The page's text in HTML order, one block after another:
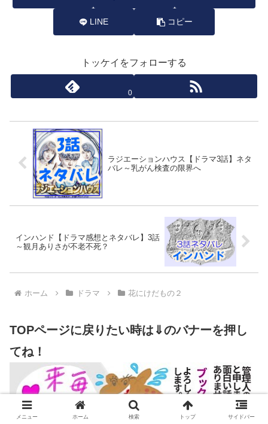
LINE コピー
トッケイをフォローする
0
ラジエーションハウス【ドラマ3話】ネタ
バレ～乳がん検査の限界へ
インハンド【ドラマ感想とネタバレ】3話
～観月ありさが不老不死？
ホーム ドラマ 花にけだもの２
TOPページに戻りたい時は⇓のバナーを押し
てね！
メニュー ホーム 検索 トップ サイドバー